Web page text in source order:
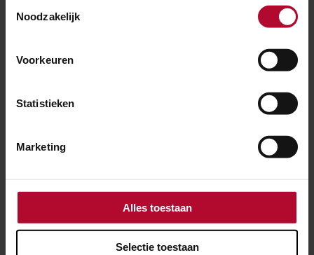
Noodzakelijk
Voorkeuren
Statistieken
Marketing
Alles toestaan
Selectie toestaan
In Helvoirt wordt het spoor stiller